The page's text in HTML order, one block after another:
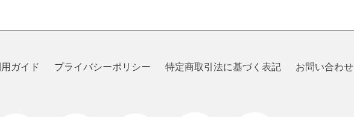
ガイド プライバシーポリシー 特定商取引法に基づく表記 お問い合わせ